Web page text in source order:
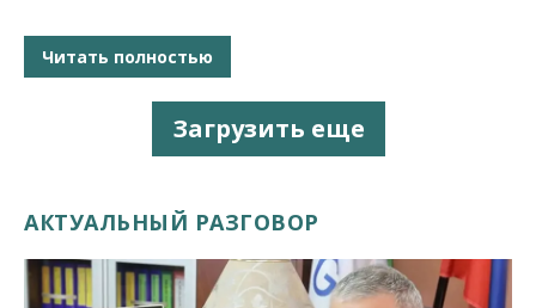
Читать полностью
Загрузить еще
АКТУАЛЬНЫЙ РАЗГОВОР